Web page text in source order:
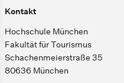
Kontakt
Hochschule München
Fakultät für Tourismus
Schachenmeierstraße 35
80636 München